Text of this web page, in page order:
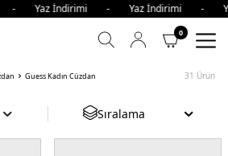
İndirimi - Yaz İndirimi -
0
Guess Kadın Cüzdan 31 Ürün
Sıralama